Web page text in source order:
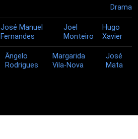
Drama
José Manuel
Fernandes
Joel
Monteiro
Hugo
Xavier
Ângelo
Rodrigues
Margarida
Vila-Nova
José
Mata